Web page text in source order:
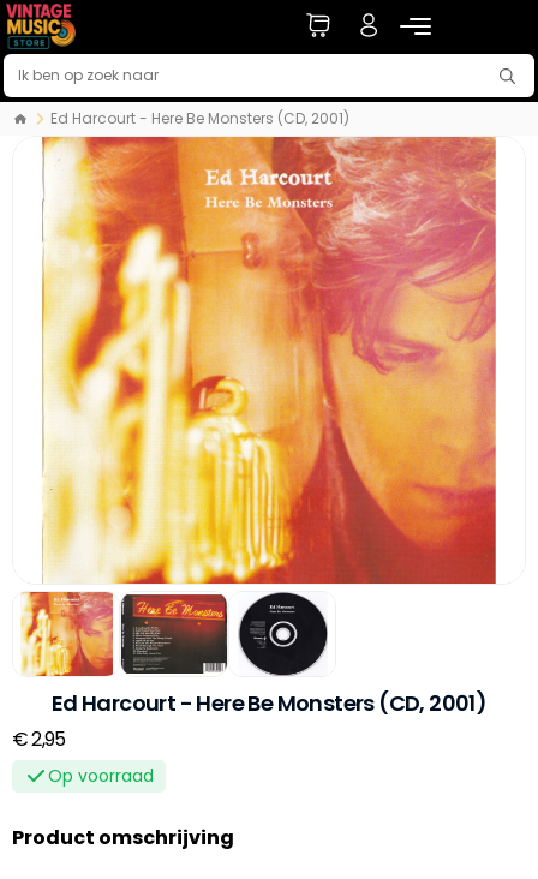
Ed Harcourt - Here Be Monsters (CD, 2001)
Ed Harcourt - Here Be Monsters (CD, 2001)
€ 2,95
Op voorraad
Product omschrijving